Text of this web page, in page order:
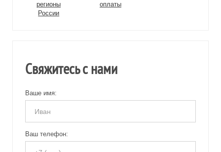
регионы
России
оплаты
Свяжитесь с нами
Ваше имя:
Ваш телефон: